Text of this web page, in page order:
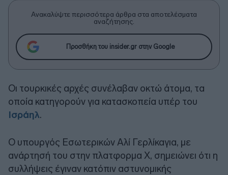
Ανακαλύψτε περισσότερα άρθρα στα αποτελέσματα
αναζήτησης.
Προσθήκη του insider.gr στην Google
Οι τουρκικές αρχές συνέλαβαν οκτώ άτομα, τα
οποία κατηγορούν για κατασκοπεία υπέρ του
Ισράηλ.
Ο υπουργός Εσωτερικών Αλί Γερλίκαγια, με
ανάρτησή του στην πλατφορμα Χ, σημειώνει ότι η
συλλήψεις έγιναν κατόπιν αστυνομικής